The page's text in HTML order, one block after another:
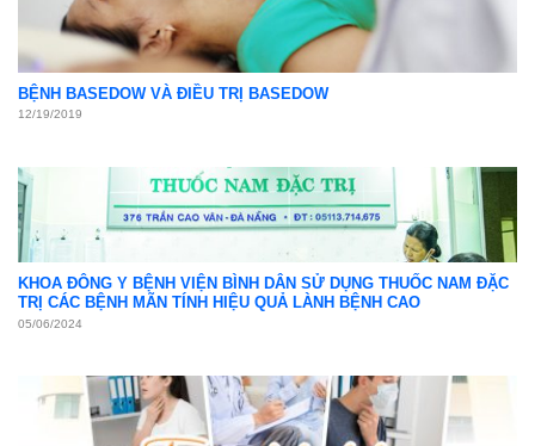
BỆNH BASEDOW VÀ ĐIỀU TRỊ BASEDOW
12/19/2019
KHOA ĐÔNG Y BỆNH VIỆN BÌNH DÂN SỬ DỤNG THUỐC NAM ĐẶC
TRỊ CÁC BỆNH MÃN TÍNH HIỆU QUẢ LÀNH BỆNH CAO
05/06/2024